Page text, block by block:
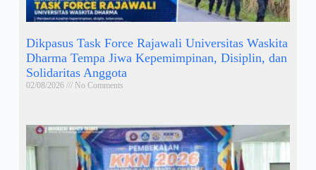
Dikpasus Task Force Rajawali Universitas Waskita
Dharma Tempa Jiwa Kepemimpinan, Disiplin, dan
Solidaritas Anggota
02/08/2026 No Comments